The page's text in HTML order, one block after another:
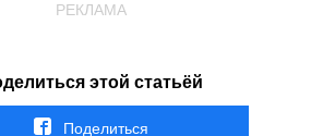
РЕКЛАМА
этой статьёй
Поделиться